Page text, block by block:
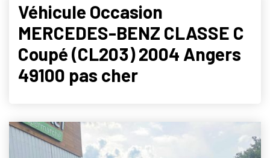
Véhicule Occasion
MERCEDES-BENZ CLASSE C
Coupé (CL203) 2004 Angers
49100 pas cher